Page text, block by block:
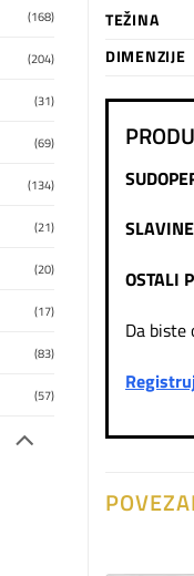
(168)
(204)
(31)
(69)
(134)
(21)
(20)
(17)
(83)
(57)
TEŽINA
DIMENZIJE
OSTALI
Da